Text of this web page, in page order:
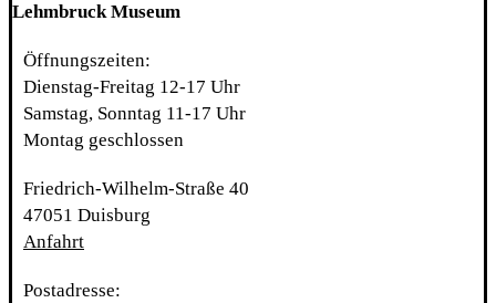
Lehmbruck Museum
Öffnungszeiten:
Dienstag-Freitag 12-17 Uhr
Samstag, Sonntag 11-17 Uhr
Montag geschlossen
Friedrich-Wilhelm-Straße 40
47051 Duisburg
Anfahrt
Postadresse: